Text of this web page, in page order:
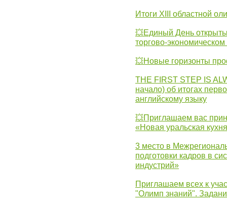
Итоги XIII областной
💥Единый День
торгово-
💥Новые горизонты
THE FIRST STEP IS
начало) об итогах
английскому языку
💥Приглашаем вас
«Новая уральская
3 место в
подготовки кадров в
индустрий»
Приглашаем всех к
"Олимп знаний".